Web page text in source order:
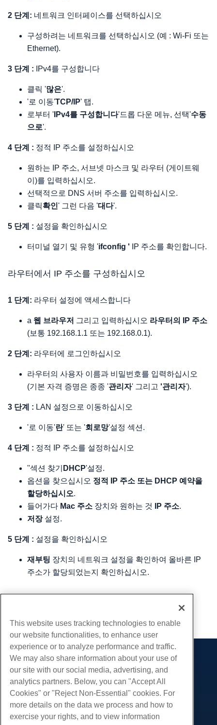
2 단계: 네트워크 인터페이스를 선택하십시오
구성하려는 네트워크를 선택하십시오 (예 : Wi-Fi 또는
Ethernet).
3 단계 : IPv4를 구성합니다
클릭 '많은'.
'로 이동'TCP/IP' 탭.
로부터 ' IPv4를 구성합니다'드롭 다운 메뉴, 선택'수동
으로'.
4 단계 : 정적 IP 주소를 설정하십시오
원하는 IP 주소, 서브넷 마스크 및 라우터 (게이트웨
이)를 입력하십시오.
선택적으로 DNS 서버 주소를 입력하십시오.
클릭확인' 그런 다음 '대다'.
5 단계 : 설정을 확인하십시오
터미널 열기 및 유형 'ifconfig ' IP 주소를 확인합니다.
라우터에서 IP 주소를 구성하십시오
1 단계: 라우터 설정에 액세스합니다
a 웹 브라우저 그리고 입력하십시오 라우터의 IP 주소
(보통 192.168.1.1 또는 192.168.0.1).
2 단계: 라우터에 로그인하십시오
라우터의 사용자 이름과 비밀번호를 입력하십시오
(기본 자격 증명은 종종 '관리자' 그리고 '관리자').
3 단계 : LAN 설정으로 이동하십시오
'로 이동'란' 또는 '회로망'설정 섹션.
4 단계 : 정적 IP 주소를 설정하십시오
''섹션 찾기 DHCP'설정.
옵션을 찾으십시오 정적 IP 주소 또는 DHCP 예약을
할당하십시오.
들어가다 Mac 주소 장치와 원하는 것 IP 주소.
저장설정.
5 단계 : 설정을 확인하십시오
재부팅 장치의 네트워크 설정을 확인하여 올바른 IP
주소가 할당되었는지 확인하십시오.
부 URL
제품
웹 호스팅
비즈니스 호스팅
리셀러 호스팅
화이트 라벨 리셀러
서비스
웹 사이트 마이그레이션
커뮤니티
제품 문서
This website uses tracking technologies to enable
our website functionalities, to enhance user
experience or to analyze performance and traffic.
We may also share information about your use of
our site with our social media, advertising, and
analytics partners. Below, you can "Accept All
Cookies" or "Reject Non-Essential" cookies. For
more details on the data we process and how to
exercise your rights, and to view information